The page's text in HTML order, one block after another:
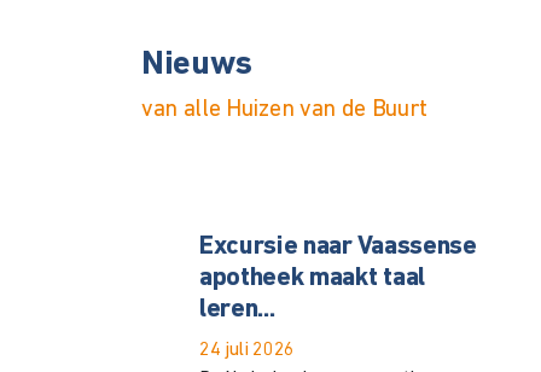
Nieuws
van alle Huizen van de Buurt
Excursie naar Vaassense
apotheek maakt taal
leren...
24 juli 2026